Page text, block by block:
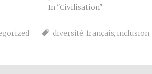
In "Civilisation"
diversité, français, inclusion,